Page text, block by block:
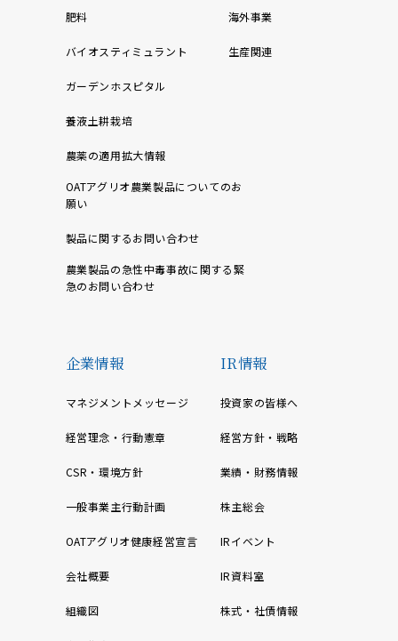
肥料
バイオスティミュラント
ガーデンホスピタル
養液土耕栽培
農薬の適用拡大情報
OATアグリオ農業製品についてのお
願い
製品に関するお問い合わせ
農業製品の急性中毒事故に関する緊
急のお問い合わせ
海外事業
生産関連
企業情報
マネジメントメッセージ
経営理念・行動憲章
CSR・環境方針
一般事業主行動計画
OATアグリオ健康経営宣言
会社概要
組織図
IR情報
投資家の皆様へ
経営方針・戦略
業績・財務情報
株主総会
IRイベント
IR資料室
株式・社債情報